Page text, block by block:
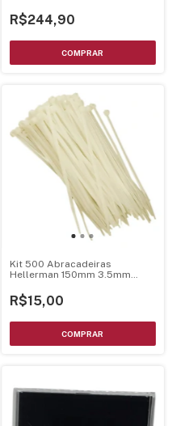
R$244,90
Kit 500 Abracadeiras
Hellerman 150mm 3.5mm
R$15,00